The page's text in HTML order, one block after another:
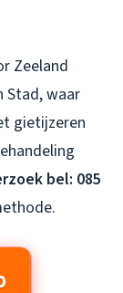
Zeeland
Stad, waar
gietijzeren
bel: 085